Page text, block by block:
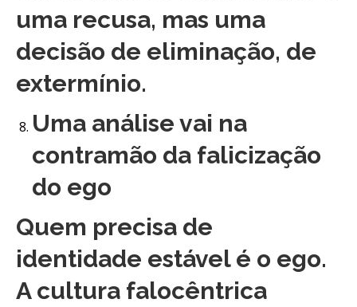
uma recusa, mas uma
decisão de eliminação, de
extermínio.
Uma análise vai na
contramão da falicização
do ego
Quem precisa de
identidade estável é o ego.
A cultura falocêntrica